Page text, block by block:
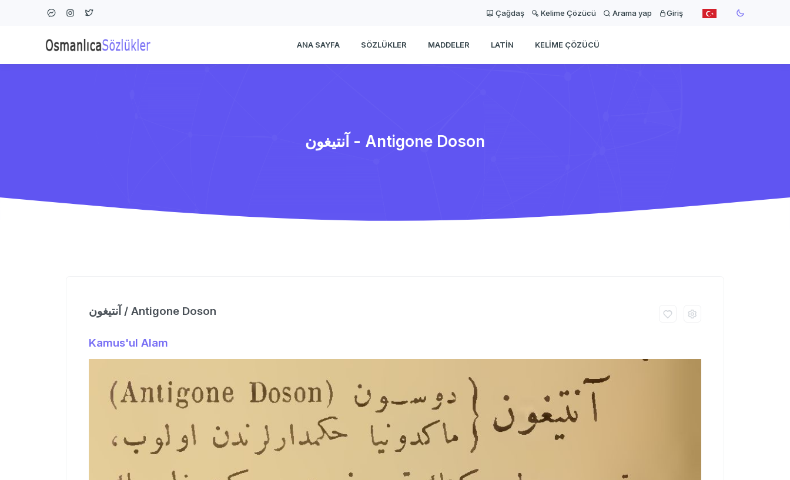
Çağdaş Kelime Çözücü Arama yap Giriş
ANA SAYFA SÖZLÜKLER MADDELER LATIN KELIME ÇÖZÜCÜ
آنتیغون - Antigone Doson
آنتیغون / Antigone Doson
Kamus'ul Alam